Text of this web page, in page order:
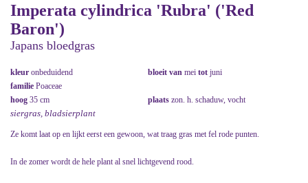
Imperata cylindrica 'Rubra' ('Red
Baron')
Japans bloedgras
kleur onbeduidend bloeit van mei tot juni
familie Poaceae
hoog 35 cm plaats zon. h. schaduw, vocht
siergras, bladsierplant
Ze komt laat op en lijkt eerst een gewoon, wat traag gras met fel rode punten.
In de zomer wordt de hele plant al snel lichtgevend rood.